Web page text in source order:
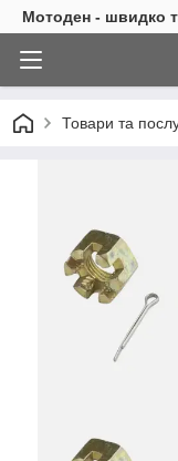
Мотоден - швидко
Товари та